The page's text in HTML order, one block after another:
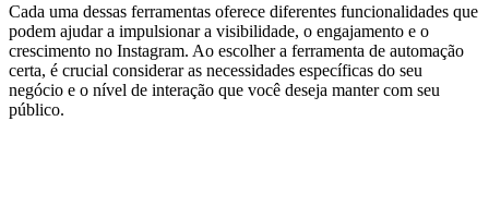
Cada uma dessas ferramentas oferece diferentes funcionalidades que
podem ajudar a impulsionar a visibilidade, o engajamento e o
crescimento no Instagram. Ao escolher a ferramenta de automação
certa, é crucial considerar as necessidades específicas do seu
negócio e o nível de interação que você deseja manter com seu
público.